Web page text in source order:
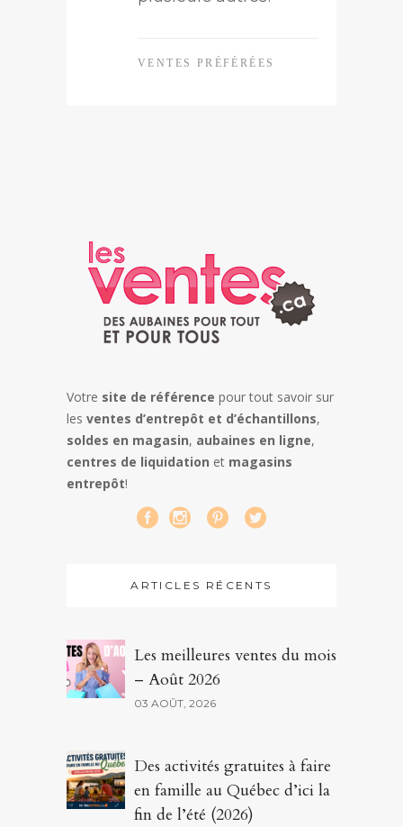
VENTES PRÉFÉRÉES
Votre site de référence pour tout savoir sur
les ventes d’entrepôt et d’échantillons,
soldes en magasin, aubaines en ligne,
centres de liquidation et magasins
entrepôt!
ARTICLES RÉCENTS
Les meilleures ventes du mois
– Août 2026
03 AOÛT, 2026
Des activités gratuites à faire
en famille au Québec d’ici la
fin de l’été (2026)